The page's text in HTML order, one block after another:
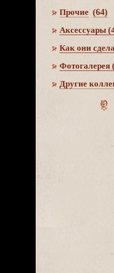
Прочие (64)
Аксессуары
Как они
Фотогалерея
Другие